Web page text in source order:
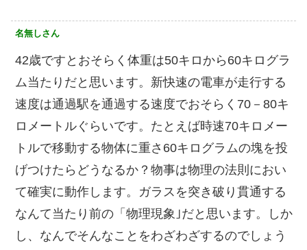
名無しさん
42歳ですとおそらく体重は50キロから60キログラ
ム当たりだと思います。新快速の電車が走行する
速度は通過駅を通過する速度でおそらく70－80キ
ロメートルぐらいです。たとえば時速70キロメー
トルで移動する物体に重さ60キログラムの塊を投
げつけたらどうなるか？物事は物理の法則におい
て確実に動作します。ガラスを突き破り貫通する
なんて当たり前の「物理現象｣だと思います。しか
し、なんでそんなことをわざわざするのでしょう